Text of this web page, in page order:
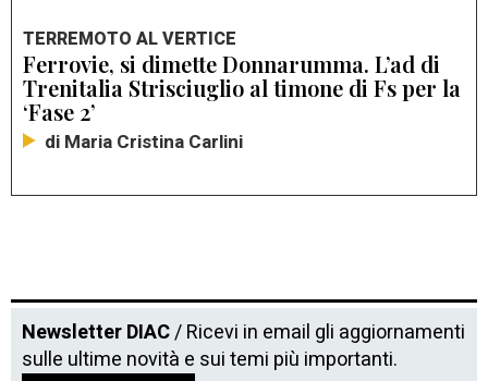
TERREMOTO AL VERTICE
Ferrovie, si dimette Donnarumma. L’ad di
Trenitalia Strisciuglio al timone di Fs per la
‘Fase 2’
di Maria Cristina Carlini
Newsletter DIAC/ Ricevi in email gli aggiornamenti
sulle ultime novità e sui temi più importanti.